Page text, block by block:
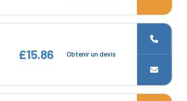
Obtenir un devis
£15.86